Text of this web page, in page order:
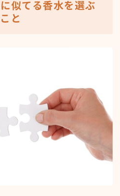
似てる香水を選ぶ
と